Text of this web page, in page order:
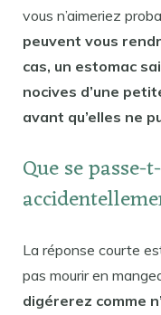
vous n’aimeriez
peuvent vous
cas, un estomac
nocives d’une
avant qu’elles ne
Que se
La réponse courte
pas mourir en
digérerez comme